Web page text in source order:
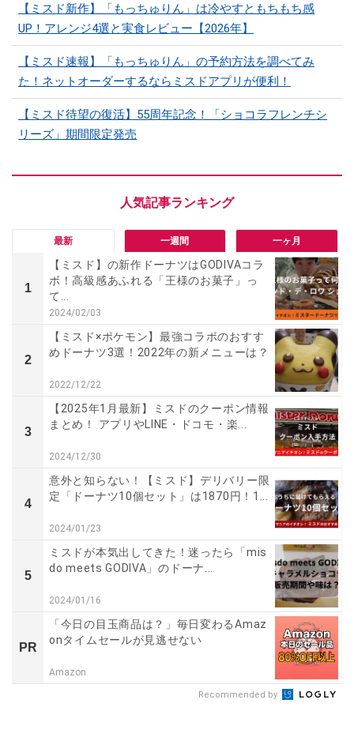
【ミスド新作】「もっちゅりん」は冷やすともちもち感
UP！アレンジ4選と実食レビュー【2026年】
【ミスド速報】「もっちゅりん」の予約方法を調べてみ
た！ネットオーダーするならミスドアプリが便利！
【ミスド待望の復活】55周年記念！「ショコラフレンチシ
リーズ」期間限定発売
最新 一週間 一ヶ月
1
【ミスド】の新作ドーナツはGODIVAコラ
ボ！高級感あふれる「王様のお菓子」っ
て...
2024/02/03
2
【ミスド×ポケモン】最強コラボのおすす
めドーナツ3選！2022年の新メニューは？
2022/12/22
3
【2025年1月最新】ミスドのクーポン情報
まとめ！ アプリやLINE・ドコモ・楽...
2024/12/30
4
意外と知らない！【ミスド】デリバリー限
定「ドーナツ10個セット」は1870円！1...
2024/01/23
5
ミスドが本気出してきた！迷ったら「mis
do meets GODIVA」のドーナ...
2024/01/16
PR
「今日の目玉商品は？」毎日変わるAmaz
onタイムセールが見逃せない
Amazon
Recommended by